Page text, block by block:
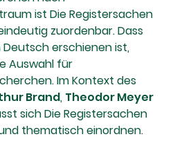
ist Die Registersachen
zuordenbar. Dass
Deutsch erschienen ist,
Auswahl für
Im Kontext des
Brand, Theodor Meyer
sich Die Registersachen
thematisch einordnen.